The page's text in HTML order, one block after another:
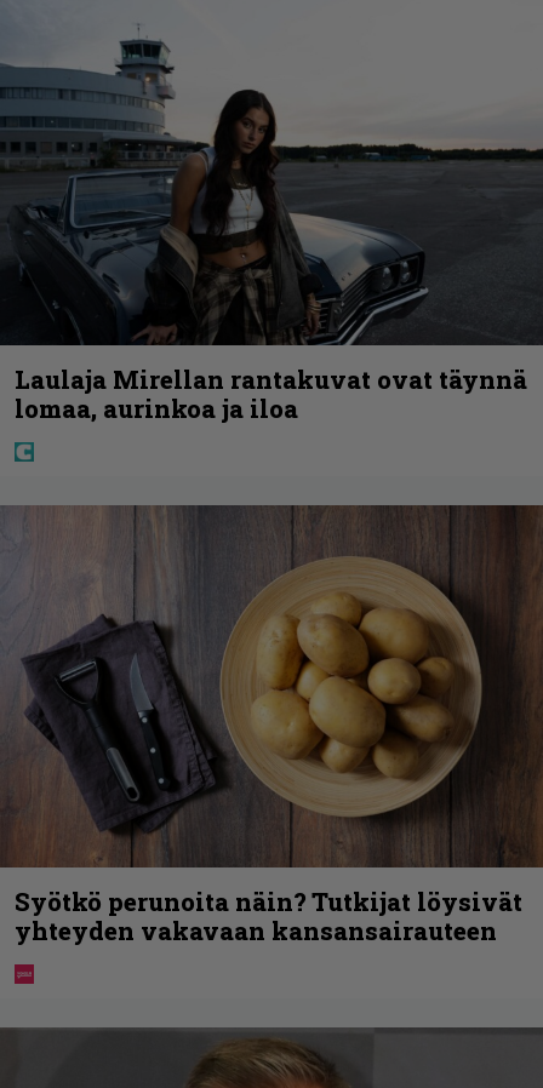
Laulaja Mirellan rantakuvat ovat täynnä
lomaa, aurinkoa ja iloa
Syötkö perunoita näin? Tutkijat löysivät
yhteyden vakavaan kansansairauteen